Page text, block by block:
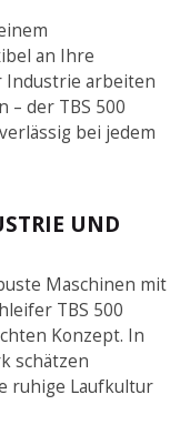
an Ihre
Industrie arbeiten
– der TBS 500
bei jedem
UND
Maschinen mit
TBS 500
Konzept. In
schätzen
ruhige Laufkultur